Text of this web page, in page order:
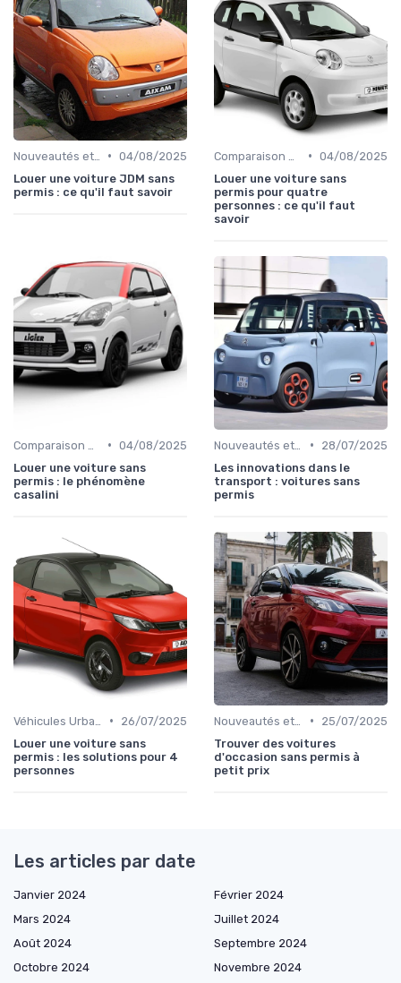
• 04/08/2025
Louer une voiture JDM sans
permis : ce qu'il faut savoir
• 04/08/2025
Louer une voiture sans
permis pour quatre
personnes : ce qu'il faut
savoir
• 04/08/2025
Louer une voiture sans
permis : le phénomène
casalini
•
28/07/2025
Les innovations dans le
transport : voitures sans
permis
•
26/07/2025
Louer une voiture sans
permis : les solutions pour 4
personnes
•
25/07/2025
Trouver des voitures
d'occasion sans permis à
petit prix
Les articles par date
Janvier 2024
Février 2024
Mars 2024
Juillet 2024
Août 2024
Septembre 2024
Octobre 2024
Novembre 2024